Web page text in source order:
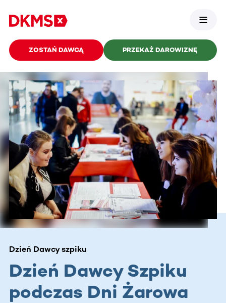
ZOSTAŃ DAWCĄ PRZEKAŻ DAROWIZNĘ
Dzień Dawcy szpiku
Dzień Dawcy Szpiku
podczas Dni Żarowa